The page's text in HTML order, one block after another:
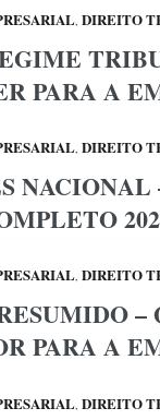
, DIREITO
PARA A
, DIREITO
NACIONAL
, DIREITO
–
PARA A
, DIREITO